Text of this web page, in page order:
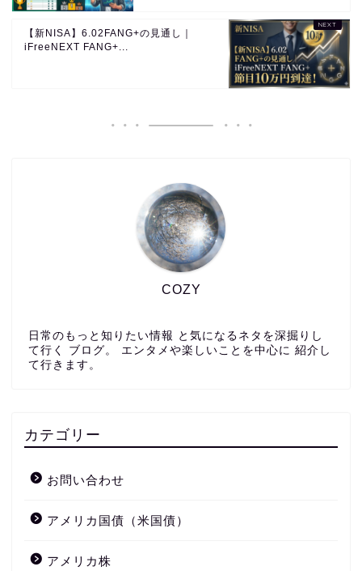
【新NISA】6.02FANG+の見通し｜
iFreeNEXT FANG+...
COZY
日常のもっと知りたい情報 と気になるネタを深掘りし
て行く ブログ。 エンタメや楽しいことを中心に 紹介し
て行きます。
カテゴリー
お問い合わせ
アメリカ国債（米国債）
アメリカ株